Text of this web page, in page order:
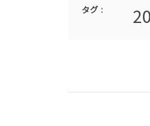
タグ